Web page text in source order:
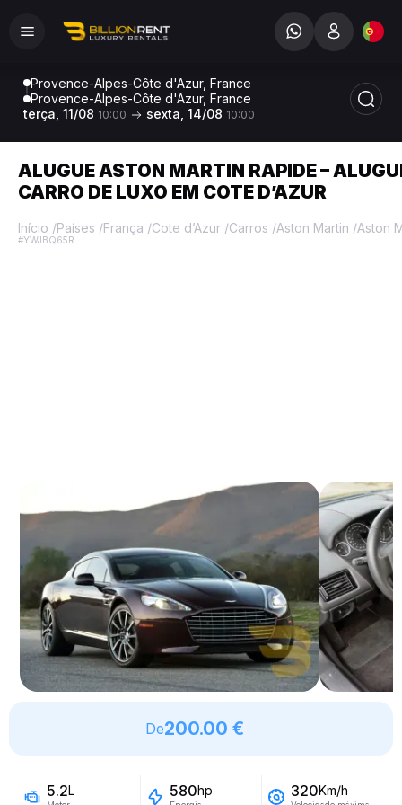
Provence-Alpes-Côte d'Azur, France
Provence-Alpes-Côte d'Azur, France
terça, 11/08 10:00 sexta, 14/08 10:00
ALUGUE ASTON MARTIN RAPIDE –
CARRO DE LUXO EM COTE D’AZUR
Início /Países /França /Cote d’Azur /Carros /Aston Martin /Aston
#YWJBQ65R
De200.00 €
5.2L 580hp 320Km/h